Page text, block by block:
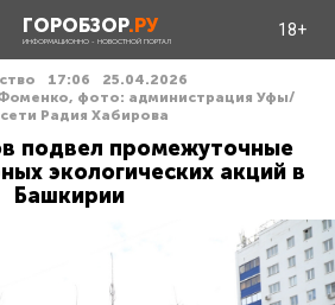
ГОРОБЗОР.РУ
ИНФОРМАЦИОННО - НОВОСТНОЙ ПОРТАЛ
18+
17:06
25.04.2026
фото: администрация Уфы/
Радия Хабирова
подвел промежуточные
экологических акций в
Башкирии